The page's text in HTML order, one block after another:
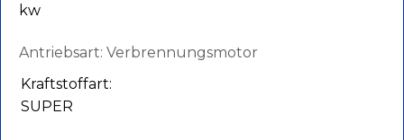
kw
Antriebsart: Verbrennungsmotor
Kraftstoffart:
SUPER